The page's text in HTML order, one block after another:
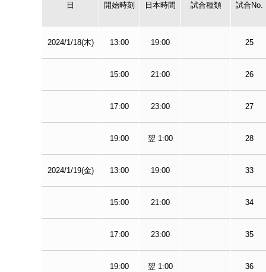
日 開始時刻 日本時間 試合種類 試合No.
2024/1/18(木) 13:00 19:00 25
15:00 21:00 26
17:00 23:00 27
19:00 翌 1:00 28
2024/1/19(金) 13:00 19:00 33
15:00 21:00 34
17:00 23:00 35
19:00 翌 1:00 36